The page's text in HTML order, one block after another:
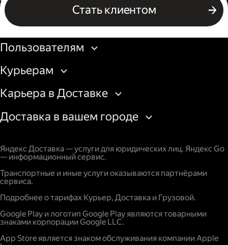
Стать клиентом
Бизнесу
Пользователям
Курьерам
Карьера в Доставке
Доставка в вашем городе
Яндекс Доставка — услуги для юридических лиц. Яндекс Go
— информационный сервис.
Транспортные и иные услуги оказываются партнёрами
сервиса.
Подробнее о тарифах Курьер, Доставка и Грузовой.
Google Play и логотип Google Play являются товарными
знаками корпорации Google LLC.
App Store является знаком обслуживания компании Apple